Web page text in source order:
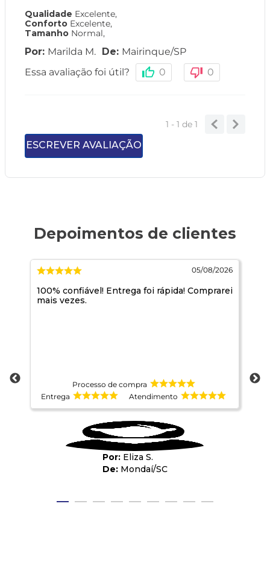
Qualidade Excelente,
Conforto Excelente,
Tamanho Normal,
Marilda M. Mairinque/SP
Essa avaliação foi útil?
0 0
1 - 1de 1
ESCREVER AVALIAÇÃO
05/08/2026
100% confiável! Entrega foi rápida! Comprarei
mais vezes.
Processo de compra
Entrega
Atendimento
Eliza S.
Mondaí/SC